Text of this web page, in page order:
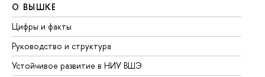
О ВЫШКЕ
Цифры и факты
Руководство и структура
Устойчивое развитие в НИУ ВШЭ